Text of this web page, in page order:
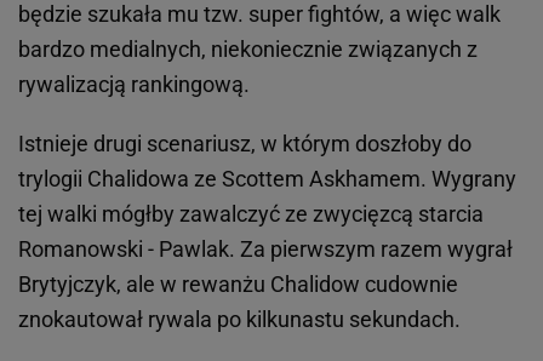
będzie szukała mu tzw. super fightów, a więc walk
bardzo medialnych, niekoniecznie związanych z
rywalizacją rankingową.
Istnieje drugi scenariusz, w którym doszłoby do
trylogii Chalidowa ze Scottem Askhamem. Wygrany
tej walki mógłby zawalczyć ze zwycięzcą starcia
Romanowski - Pawlak. Za pierwszym razem wygrał
Brytyjczyk, ale w rewanżu Chalidow cudownie
znokautował rywala po kilkunastu sekundach.